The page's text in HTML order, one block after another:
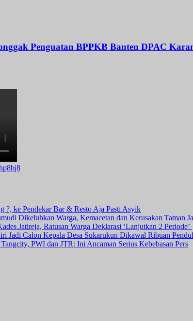
Penguatan BPPKB Banten DPAC
?, ke Pendekar Bar & Resto Aja Pasti Asyik
Dikeluhkan Warga, Kemacetan dan Kerusakan Taman
Jatireja, Ratusan Warga Deklarasi ‘Lanjutkan 2 Periode’
Jadi Calon Kepala Desa Sukarukun Dikawal Ribuan
PWI dan JTR: Ini Ancaman Serius Kebebasan Pers